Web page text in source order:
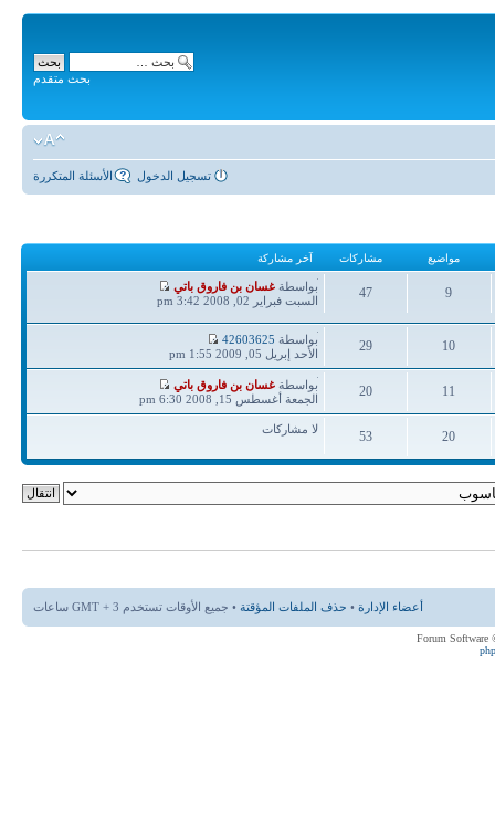
بحث متقدم
الأسئلة المتكررة تسجيل الدخول
مواضيع مشاركات آخر مشاركة
9
مواضيع
47
مشاركات
آخر
مشاركة
بواسطةغسان بن فاروق باتي
السبت فبراير 02, 2008 3:42 pm
10
مواضيع
29
مشاركات
آخر
مشاركة
بواسطة 42603625
الأحد إبريل 05, 2009 1:55 pm
11
مواضيع
20
مشاركات
آخر
مشاركة
بواسطةغسان بن فاروق باتي
الجمعة أغسطس 15, 2008 6:30 pm
20
مواضيع
53
مشاركات
لا مشاركات
أعضاء الإدارة • حذف الملفات المؤقتة • جميع الأوقات تستخدم GMT + 3 ساعات